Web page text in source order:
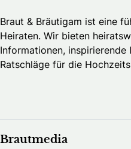
Braut & Bräutigam ist eine
Heiraten. Wir bieten
Informationen,
Ratschläge für die
Brautmedia